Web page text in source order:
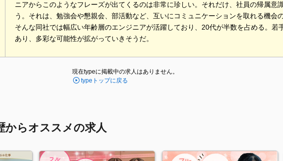
ニアからこのようなフレーズが出てくるのは非常に珍しい。それだけ、社員の帰属意
う。それは、勉強会や懇親会、部活動など、互いにコミュニケーションを取れる機会
そんな同社では幅広い年齢層のエンジニアが活躍しており、20代が半数を占める。若
あり、多彩な可能性が拡がっていきそうだ。
現在typeに掲載中の求人はありません。
typeトップに戻る
からオススメの求人